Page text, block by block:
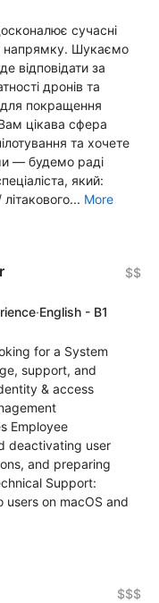
сучасні
напрямку. Шукаємо
відповідати за
дронів та
покращення
цікава сфера
та хочете
— будемо раді
який:
More
$$
·English - B1
for a System
support, and
& access
Employee
deactivating user
and preparing
Support:
users on macOS and
$$$